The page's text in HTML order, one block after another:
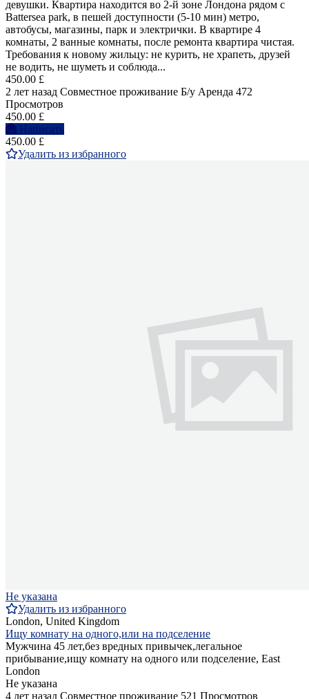
девушки. Квартира находится во 2-й зоне Лондона рядом с
Battersea park, в пешей доступности (5-10 мин) метро,
автобусы, магазины, парк и электрички. В квартире 4
комнаты, 2 ванные комнаты, после ремонта квартира чистая.
Требования к новому жильцу: не курить, не храпеть, друзей
не водить, не шуметь и соблюда...
450.00 £
2 лет назад Совместное проживание Б/у Аренда 472
Просмотров
450.00 £
Написать
450.00 £
Удалить из избранного
Не указана
Удалить из избранного
London, United Kingdom
Ищу комнату на одного,или на подселение
Мужчина 45 лет,без вредных привычек,легальное
прибывание,ищу комнату на одного или подселение, East
London
Не указана
4 лет назад Совместное проживание 521 Просмотров